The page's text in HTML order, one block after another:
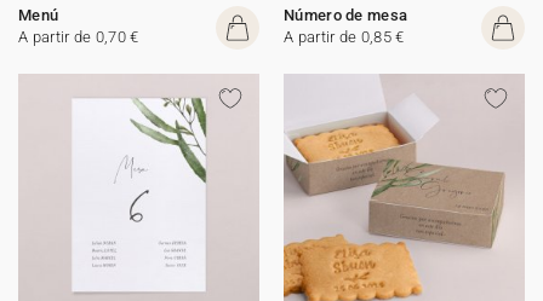
Menú
A partir de 0,70 €
Número de mesa
A partir de 0,85 €